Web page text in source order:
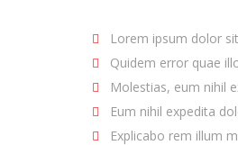
Lorem ipsum dolor
Quidem error quae
Molestias, eum nihil
Eum nihil expedita
Explicabo rem illum